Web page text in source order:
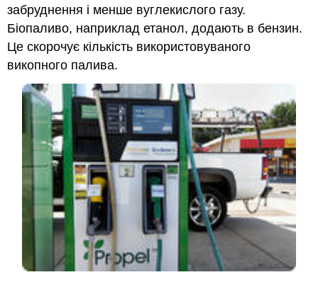
забруднення і менше вуглекислого газу.
Біопаливо, наприклад етанол, додають в бензин.
Це скорочує кількість використовуваного
викопного палива.